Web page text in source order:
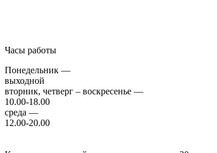
Часы работы
Понедельник —
выходной
вторник, четверг – воскресенье —
10.00-18.00
среда —
12.00-20.00